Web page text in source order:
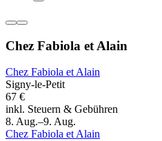
Chez Fabiola et Alain
Chez Fabiola et Alain
Signy-le-Petit
67 €
inkl. Steuern & Gebühren
8. Aug.–9. Aug.
Chez Fabiola et Alain